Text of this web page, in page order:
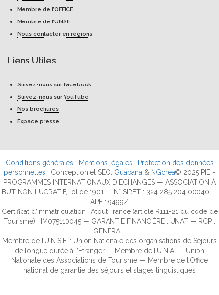
Membre de l’OFFICE
Membre de l’UNSE
Nous contacter en régions
Liens Utiles
Suivez-nous sur Facebook
Suivez-nous sur YouTube
Nos brochures
Espace presse
Conditions générales Mentions légales
Protection des données
personnelles | Conception et SEO: Guabana & NGcrea© 2025 PIE -
PROGRAMMES INTERNATIONAUX D'ECHANGES — ASSOCIATION À
BUT NON LUCRATIF, loi de 1901 — N° SIRET : 324 285 204 00040 —
APE : 9499Z
Certificat d’immatriculation : Atout France (article R111-21 du code de
Tourisme) : IM075110045 — GARANTIE FINANCIÈRE : UNAT — RCP :
GENERALI
Membre de l’U.N.S.E. : Union Nationale des organisations de Séjours
de longue durée à l’Étranger — Membre de l’U.N.A.T. : Union
Nationale des Associations de Tourisme — Membre de l’Office
national de garantie des séjours et stages linguistiques